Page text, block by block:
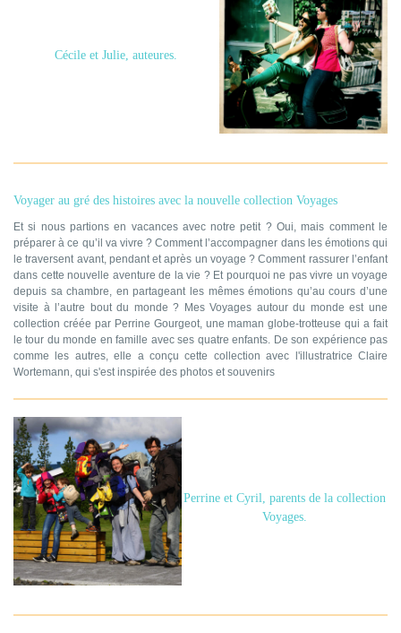
Cécile et Julie, auteures.
Voyager au gré des histoires avec la nouvelle collection Voyages
Et si nous partions en vacances avec notre petit ? Oui, mais comment le
préparer à ce qu’il va vivre ? Comment l’accompagner dans les émotions qui
le traversent avant, pendant et après un voyage ? Comment rassurer l’enfant
dans cette nouvelle aventure de la vie ? Et pourquoi ne pas vivre un voyage
depuis sa chambre, en partageant les mêmes émotions qu’au cours d’une
visite à l’autre bout du monde ? Mes Voyages autour du monde est une
collection créée par Perrine Gourgeot, une maman globe-trotteuse qui a fait
le tour du monde en famille avec ses quatre enfants. De son expérience pas
comme les autres, elle a conçu cette collection avec l'illustratrice Claire
Wortemann, qui s'est inspirée des photos et souvenirs
Perrine et Cyril, parents de la collection
Voyages.